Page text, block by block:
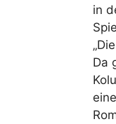
in
Da